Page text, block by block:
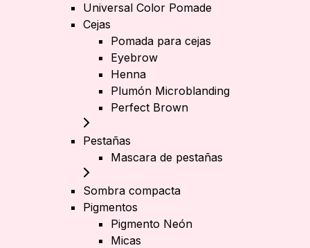
Universal Color Pomade
Cejas
Pomada para cejas
Eyebrow
Henna
Plumón Microblanding
Perfect Brown
Pestañas
Mascara de pestañas
Sombra compacta
Pigmentos
Pigmento Neón
Micas